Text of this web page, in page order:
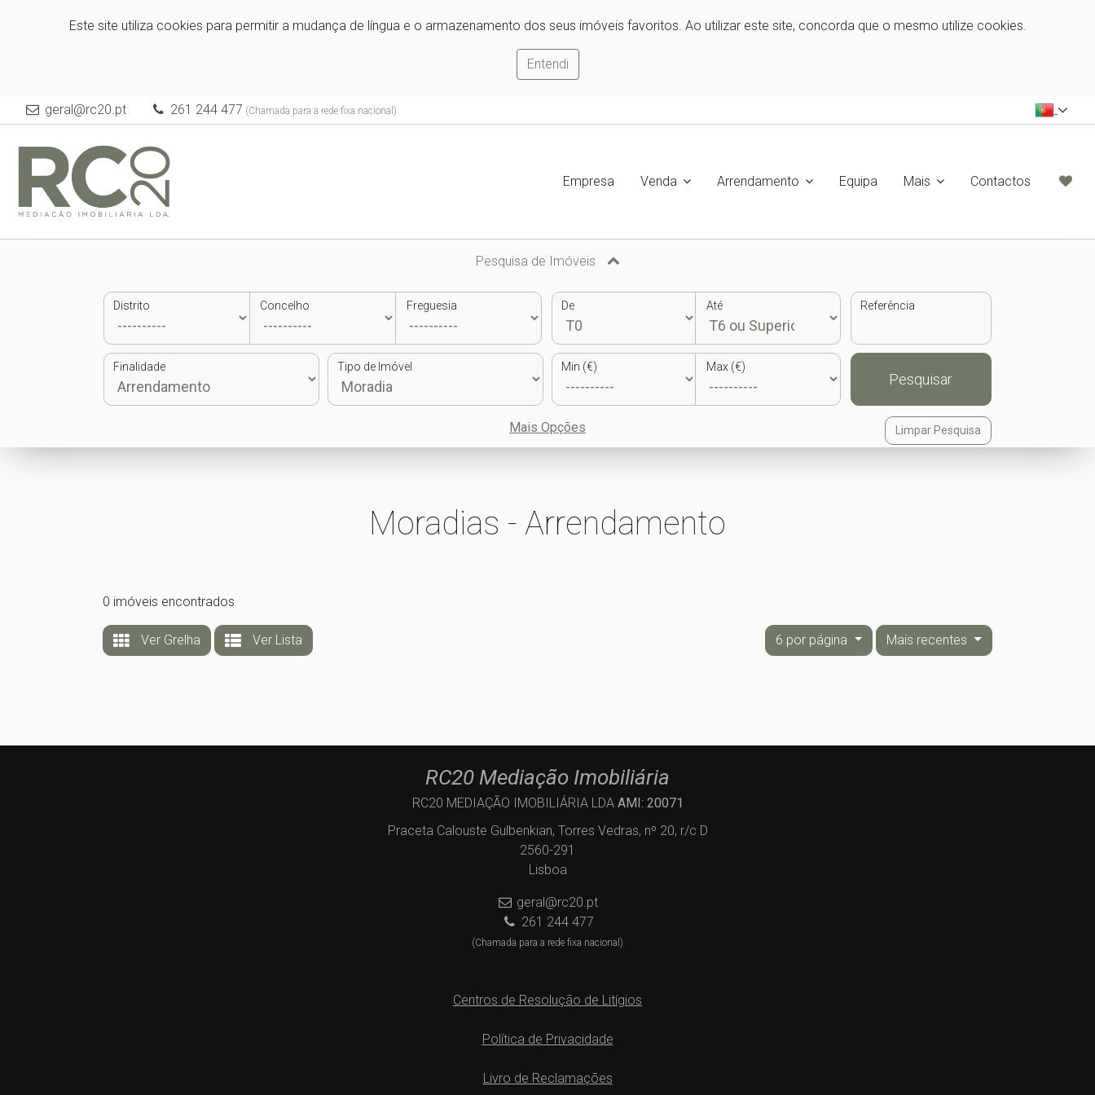
Este site utiliza cookies para permitir a mudança de língua e o armazenamento dos seus imóveis favoritos. Ao utilizar este site, concorda que o mesmo utilize cookies.
Entendi
geral@rc20.pt 261 244 477 (Chamada para a rede fixa nacional)
Empresa Venda Arrendamento Equipa Mais Contactos
Pesquisa de Imóveis
Distrito Concelho Freguesia De Até Referência
Finalidade Tipo de Imóvel Min (€) Max (€)
Pesquisar
Mais Opções Limpar Pesquisa
Moradias - Arrendamento
0 imóveis encontrados
Ver Grelha Ver Lista 6 por página Mais recentes
RC20 Mediação Imobiliária
RC20 MEDIAÇÃO IMOBILIÁRIA LDA AMI: 20071
Praceta Calouste Gulbenkian, Torres Vedras, nº 20, r/c D
2560-291
Lisboa
geral@rc20.pt
261 244 477
(Chamada para a rede fixa nacional)
Centros de Resolução de Litígios
Política de Privacidade
Livro de Reclamações